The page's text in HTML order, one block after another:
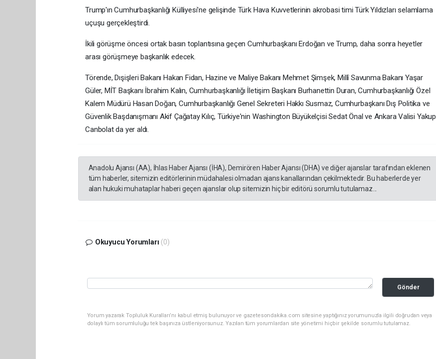
Trump'ın Cumhurbaşkanlığı Külliyesi'ne gelişinde Türk Hava Kuvvetlerinin akrobasi timi Türk Yıldızları selamlama
uçuşu gerçekleştirdi.
İkili görüşme öncesi ortak basın toplantısına geçen Cumhurbaşkanı Erdoğan ve Trump, daha sonra heyetler
arası görüşmeye başkanlık edecek.
Törende, Dışişleri Bakanı Hakan Fidan, Hazine ve Maliye Bakanı Mehmet Şimşek, Millî Savunma Bakanı Yaşar
Güler, MİT Başkanı İbrahim Kalın, Cumhurbaşkanlığı İletişim Başkanı Burhanettin Duran, Cumhurbaşkanlığı Özel
Kalem Müdürü Hasan Doğan, Cumhurbaşkanlığı Genel Sekreteri Hakkı Susmaz, Cumhurbaşkanı Dış Politika ve
Güvenlik Başdanışmanı Akif Çağatay Kılıç, Türkiye'nin Washington Büyükelçisi Sedat Önal ve Ankara Valisi Yakup
Canbolat da yer aldı.
Anadolu Ajansı (AA), İhlas Haber Ajansı (İHA), Demirören Haber Ajansı (DHA) ve diğer ajanslar tarafından eklenen
tüm haberler, sitemizin editörlerinin müdahalesi olmadan ajans kanallarından çekilmektedir. Bu haberlerde yer
alan hukuki muhataplar haberi geçen ajanslar olup sitemizin hiç bir editörü sorumlu tutulamaz...
Okuyucu Yorumları (0)
Gönder
Yorum yazarak Topluluk Kuralları’nı kabul etmiş bulunuyor ve gazetesondakika.com sitesine yaptığınız yorumunuzla ilgili doğrudan veya
dolaylı tüm sorumluluğu tek başınıza üstleniyorsunuz. Yazılan tüm yorumlardan site yönetimi hiçbir şekilde sorumlu tutulamaz.